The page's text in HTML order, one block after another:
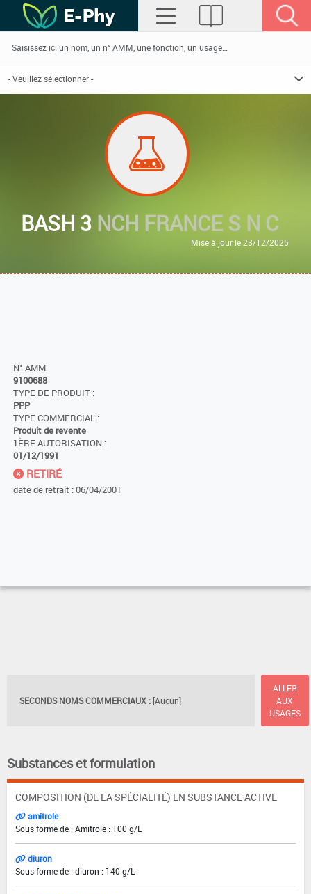
BASH 3 NCH FRANCE S N C
Mise à jour le 23/12/2025
N° AMM
9100688
TYPE DE PRODUIT :
PPP
TYPE COMMERCIAL :
Produit de revente
1ÈRE AUTORISATION :
01/12/1991
RETIRÉ
date de retrait : 06/04/2001
SECONDS NOMS COMMERCIAUX : [Aucun]
ALLER
AUX
USAGES
Substances et formulation
COMPOSITION (DE LA SPÉCIALITÉ) EN SUBSTANCE ACTIVE
amitrole
Sous forme de : Amitrole : 100 g/L
diuron
Sous forme de : diuron : 140 g/L